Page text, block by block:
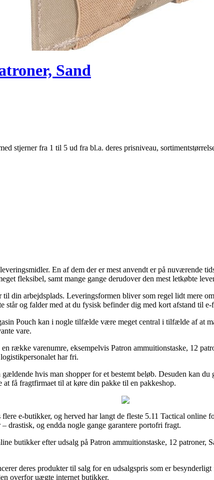
Sand
stjerner fra 1 til 5 ud fra bl.a. deres prisniveau,
En af dem der er mest anvendt er på nuværende
fleksibel, samt mange gange derudover den mest letkøbte
din arbejdsplads. Leveringsformen bliver som regel lidt mere
og falder med at du fysisk befinder dig med kort afstand til
Pouch kan i nogle tilfælde være meget central i tilfælde af at
vare.
række varenumre, eksempelvis Patron ammuitionstaske, 12
har fri.
hvis man shopper for et bestemt beløb. Desuden kan du
få fragtfirmaet til at køre din pakke til en pakkeshop.
e-butikker, og herved har langt de fleste 5.11 Tactical online
drastisk, og endda nogle gange garantere portofri fragt.
butikker efter udsalg på Patron ammuitionstaske, 12 patroner,
deres produkter til salg for en udsalgspris som er
overfor uægte internet butikker.